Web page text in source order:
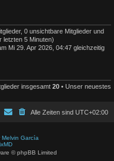
0 unsichtbare Mitglieder und
letzten 5 Minuten)
Mi 29. Apr 2026, 04:47 gleichzeitig
insgesamt 20 • Unser neuestes
Alle Zeiten sind UTC+02:00
Melvin García
© phpBB Limited